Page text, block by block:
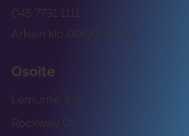
Arkisin klo 09:00 -15:00
045 7731 1111
Osoite
Rockway Oy
Lemuntie 3-5